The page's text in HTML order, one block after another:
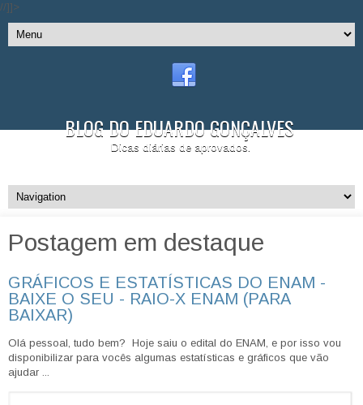
//]]>
BLOG DO EDUARDO GONÇALVES
Dicas diárias de aprovados.
Postagem em destaque
GRÁFICOS E ESTATÍSTICAS DO ENAM -
BAIXE O SEU - RAIO-X ENAM (PARA
BAIXAR)
Olá pessoal, tudo bem? Hoje saiu o edital do ENAM, e por isso vou
disponibilizar para vocês algumas estatísticas e gráficos que vão
ajudar ...